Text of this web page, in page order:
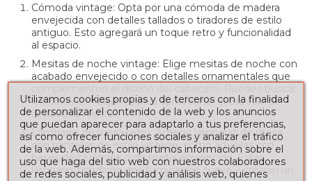
Cómoda vintage: Opta por una cómoda de madera
envejecida con detalles tallados o tiradores de estilo
antiguo. Esto agregará un toque retro y funcionalidad
al espacio.
Mesitas de noche vintage: Elige mesitas de noche con
acabado envejecido o con detalles ornamentales que
modelos con cajones para aprovechar el espacio de
almacenamiento.
Lámparas de mesa retro: Agrega lámparas de mesa
con pantallas de estilo vintage, como aquellas con
bases de cerámica o de metal envejecido. Estas
lámparas brindarán una iluminación suave y crearán un
Utilizamos cookies propias y de terceros con la finalidad
de personalizar el contenido de la web y los anuncios
que puedan aparecer para adaptarlo a tus preferencias,
así como ofrecer funciones sociales y analizar el tráfico
de la web. Además, compartimos información sobre el
uso que haga del sitio web con nuestros colaboradores
de redes sociales, publicidad y análisis web, quienes